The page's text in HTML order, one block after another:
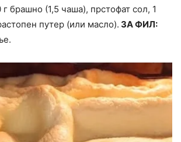
брашно (1,5 чаша), прстофат сол, 1
путер (или масло). ЗА ФИЛ: